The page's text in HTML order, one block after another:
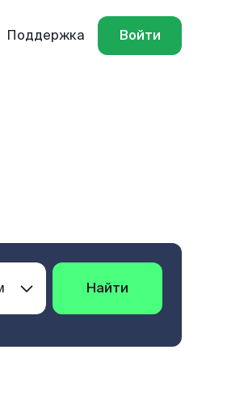
Поддержка Войти
Найти